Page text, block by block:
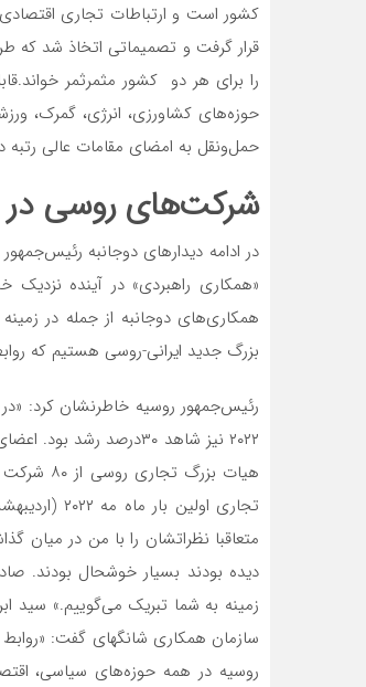
کشور است و ارتباطات تجاری اقتصادی
قرار گرفت و تصمیماتی اتخاذ شد که
حوزه‌های کشاورزی، انرژی، گمرک،
حمل‌ونقل به امضای مقامات عالی رتبه
شرکت‌های روسی در
در ادامه دیدارهای دوجانبه
«همکاری راهبردی» در آینده نزدیک
همکاری‌‌‌های دوجانبه از جمله در
بزرگ جدید ایرانی-روسی هستیم که
۲۰۲۲ نیز شاهد ۳۰‌درصد
هیات
تجاری
متعاقبا نظراتشان را با من در میان
دیده بودند بسیار خوشحال بودند.
زمینه به شما تبریک می‌‌‌گوییم.» سید
سازمان همکاری شانگهای گفت: «روابط
روسیه در همه حوزه‌‌‌های سیاسی،